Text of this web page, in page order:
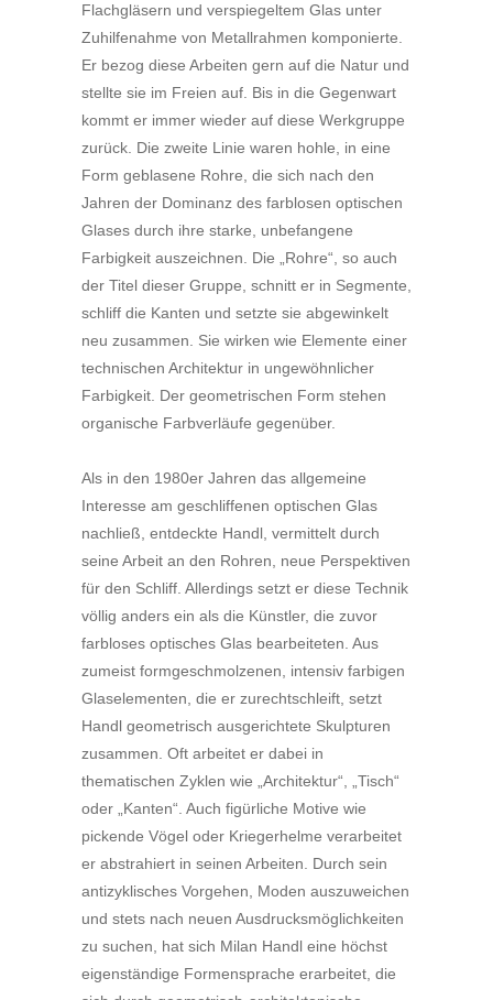
Flachgläsern und verspiegeltem Glas unter
Zuhilfenahme von Metallrahmen komponierte.
Er bezog diese Arbeiten gern auf die Natur und
stellte sie im Freien auf. Bis in die Gegenwart
kommt er immer wieder auf diese Werkgruppe
zurück. Die zweite Linie waren hohle, in eine
Form geblasene Rohre, die sich nach den
Jahren der Dominanz des farblosen optischen
Glases durch ihre starke, unbefangene
Farbigkeit auszeichnen. Die „Rohre“, so auch
der Titel dieser Gruppe, schnitt er in Segmente,
schliff die Kanten und setzte sie abgewinkelt
neu zusammen. Sie wirken wie Elemente einer
technischen Architektur in ungewöhnlicher
Farbigkeit. Der geometrischen Form stehen
organische Farbverläufe gegenüber.
Als in den 1980er Jahren das allgemeine
Interesse am geschliffenen optischen Glas
nachließ, entdeckte Handl, vermittelt durch
seine Arbeit an den Rohren, neue Perspektiven
für den Schliff. Allerdings setzt er diese Technik
völlig anders ein als die Künstler, die zuvor
farbloses optisches Glas bearbeiteten. Aus
zumeist formgeschmolzenen, intensiv farbigen
Glaselementen, die er zurechtschleift, setzt
Handl geometrisch ausgerichtete Skulpturen
zusammen. Oft arbeitet er dabei in
thematischen Zyklen wie „Architektur“, „Tisch“
oder „Kanten“. Auch figürliche Motive wie
pickende Vögel oder Kriegerhelme verarbeitet
er abstrahiert in seinen Arbeiten. Durch sein
antizyklisches Vorgehen, Moden auszuweichen
und stets nach neuen Ausdrucksmöglichkeiten
zu suchen, hat sich Milan Handl eine höchst
eigenständige Formensprache erarbeitet, die